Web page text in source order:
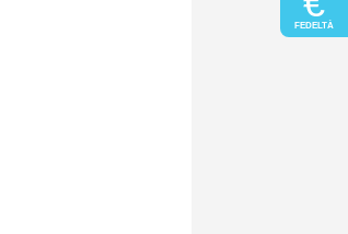
FEDELTÀ